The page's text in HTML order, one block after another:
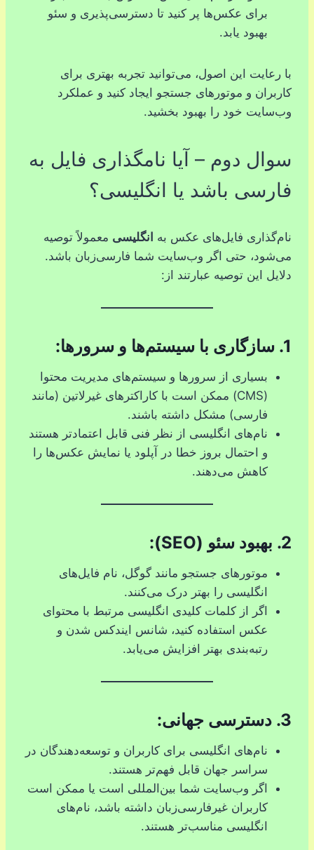
برای عکس‌ها پر کنید تا دسترسی‌پذیری و سئو
بهبود یابد.
با رعایت این اصول، می‌توانید تجربه بهتری برای
کاربران و موتورهای جستجو ایجاد کنید و عملکرد
وب‌سایت خود را بهبود بخشید.
سوال دوم – آیا نامگذاری فایل به
فارسی باشد یا انگلیسی؟
نام‌گذاری فایل‌های عکس به انگلیسی معمولاً توصیه
می‌شود، حتی اگر وب‌سایت شما فارسی‌زبان باشد.
دلایل این توصیه عبارتند از:
1. سازگاری با سیستم‌ها و سرورها:
بسیاری از سرورها و سیستم‌های مدیریت محتوا
(CMS) ممکن است با کاراکترهای غیرلاتین (مانند
فارسی) مشکل داشته باشند.
نام‌های انگلیسی از نظر فنی قابل اعتمادتر هستند
و احتمال بروز خطا در آپلود یا نمایش عکس‌ها را
کاهش می‌دهند.
2. بهبود سئو (SEO):
موتورهای جستجو مانند گوگل، نام فایل‌های
انگلیسی را بهتر درک می‌کنند.
اگر از کلمات کلیدی انگلیسی مرتبط با محتوای
عکس استفاده کنید، شانس ایندکس شدن و
رتبه‌بندی بهتر افزایش می‌یابد.
3. دسترسی جهانی:
نام‌های انگلیسی برای کاربران و توسعه‌دهندگان در
سراسر جهان قابل فهم‌تر هستند.
اگر وب‌سایت شما بین‌المللی است یا ممکن است
کاربران غیرفارسی‌زبان داشته باشد، نام‌های
انگلیسی مناسب‌تر هستند.